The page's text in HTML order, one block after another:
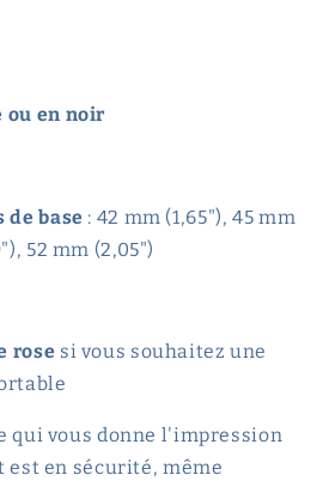
ou en noir
de base : 42 mm (1,65"), 45 mm
52 mm (2,05")
rose si vous souhaitez une
qui vous donne l'impression
en sécurité, même